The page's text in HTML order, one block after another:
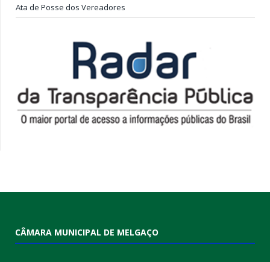
Ata de Posse dos Vereadores
CÂMARA MUNICIPAL DE MELGAÇO